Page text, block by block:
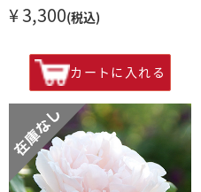
¥ 3,300(税込)
カートに入れる